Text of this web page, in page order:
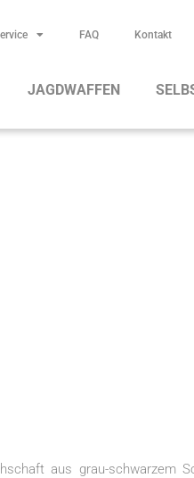
FAQ Kontakt
JAGDWAFFEN
aus grau-schwarzem